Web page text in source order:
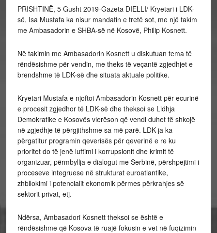
PRISHTINË, 5 Gusht 2019-Gazeta DIELLI/ Kryetari i LDK-
së, Isa Mustafa ka nisur mandatin e tretë sot, me një takim
me Ambasadorin e SHBA-së në Kosovë, Philip Kosnett.
Në takimin me Ambasadorin Kosnett u diskutuan tema të
rëndësishme për vendin, me theks të veçantë zgjedhjet e
brendshme të LDK-së dhe situata aktuale politike.
Kryetari Mustafa e njoftoi Ambasadorin Kosnett për ecurinë
e procesit zgjedhor të LDK-së dhe theksoi se Lidhja
Demokratike e Kosovës vlerëson që vendi duhet të shkojë
në zgjedhje të përgjithshme sa më parë. LDK-ja ka
përgatitur programin qeverisës për qeverinë e re ku
prioritet do të jenë luftimi i korrupsionit dhe krimit të
organizuar, përmbyllja e dialogut me Serbinë, përshpejtimi i
proceseve integruese në strukturat euroatlantike,
zhbllokimi i potencialit ekonomik përmes përkrahjes së
sektorit privat, etj.
Ndërsa, Ambasadori Kosnett theksoi se është e
rëndësishme që Kosova të ruajë fokusin e vet në fuqizimin